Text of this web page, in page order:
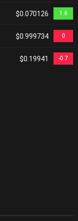
$0.070126 1.6
$0.999734 0
$0.19941 -0.7